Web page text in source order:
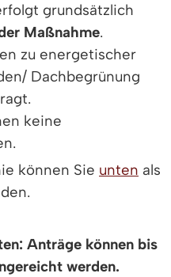
grundsätzlich
Maßnahme.
zu energetischer
Dachbegrünung
keine
können Sie unten als
Anträge können bis
werden.